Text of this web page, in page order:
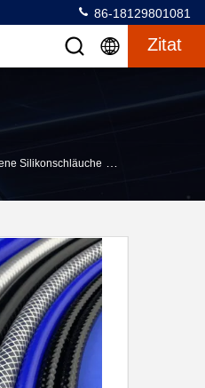
86-18129801081
Zitat
Silikonschläuche >